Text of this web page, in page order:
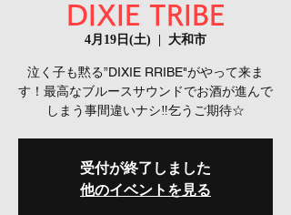
DIXIE TRIBE
4月19日(土)
  |
大和市
泣く子も黙る”DIXIE RRIBE"がやって来ま
す！最高なブルースサウンドでお酒が進んで
しまう事間違いナシ‼乞うご期待☆
受付が終了しました
他のイベントを見る